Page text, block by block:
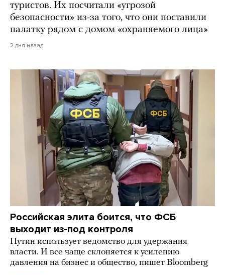
туристов. Их посчитали «угрозой
безопасности» из-за того, что они поставили
палатку рядом с домом «охраняемого лица»
2 дня назад
Российская элита боится, что ФСБ
выходит из-под контроля
Путин использует ведомство для удержания
власти. И все чаще склоняется к усилению
давления на бизнес и общество, пишет Bloomberg